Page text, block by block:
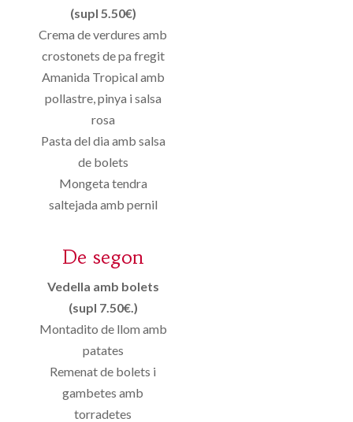
(supl 5.50€)
Crema de verdures amb
crostonets de pa fregit
Amanida Tropical amb
pollastre, pinya i salsa
rosa
Pasta del dia amb salsa
de bolets
Mongeta tendra
saltejada amb pernil
De segon
Vedella amb bolets
(supl 7.50€.)
Montadito de llom amb
patates
Remenat de bolets i
gambetes amb
torradetes